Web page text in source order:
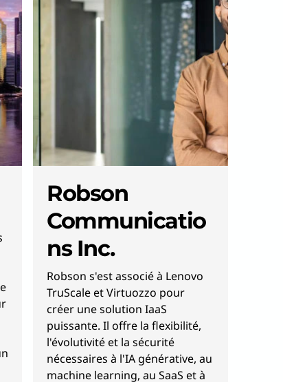
Robson
Communicatio
ns Inc.
Robson s'est associé à Lenovo
TruScale et Virtuozzo pour
créer une solution IaaS
puissante. Il offre la flexibilité,
l'évolutivité et la sécurité
nécessaires à l'IA générative, au
machine learning, au SaaS et à